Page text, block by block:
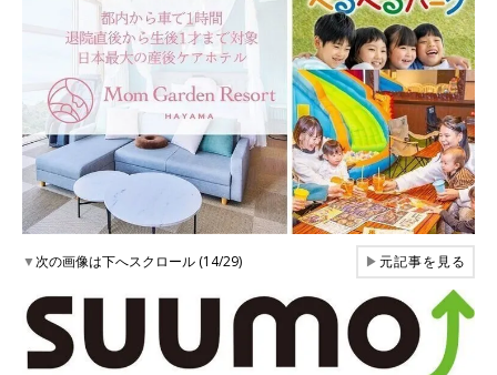
▼次の画像は下へスクロール (14/29) ▶元記事を見る